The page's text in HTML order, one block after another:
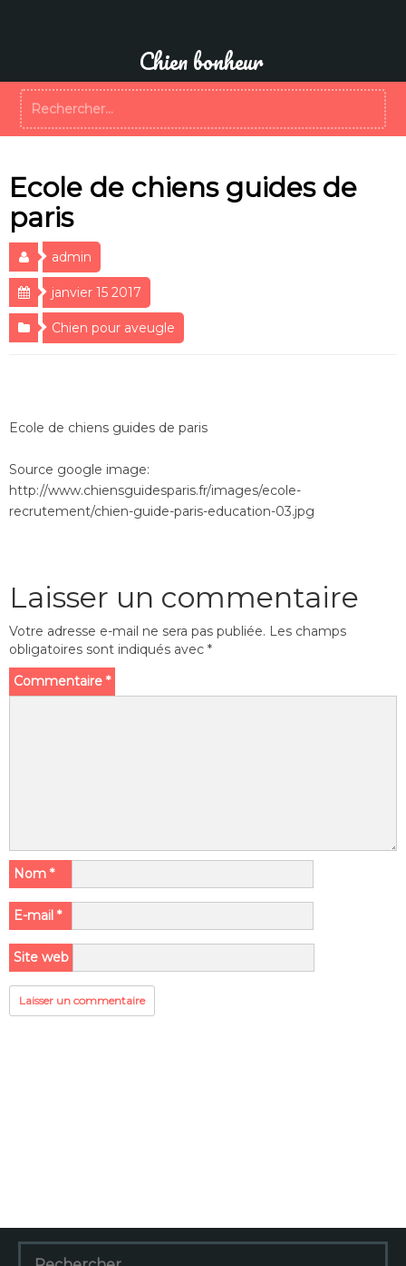
Chien bonheur
Ecole de chiens guides de
paris
admin
janvier 15 2017
Chien pour aveugle
Ecole de chiens guides de paris
Source google image:
http://www.chiensguidesparis.fr/images/ecole-
recrutement/chien-guide-paris-education-03.jpg
Laisser un commentaire
Votre adresse e-mail ne sera pas publiée. Les champs
obligatoires sont indiqués avec *
Commentaire *
Nom *
E-mail *
Site web
Rechercher :
Rechercher :